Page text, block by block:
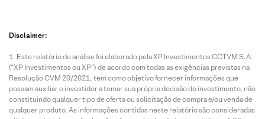
Disclaimer:
Este relatório de análise foi elaborado pela XP Investimentos CCTVM S.A.
(“XP Investimentos ou XP”) de acordo com todas as exigências previstas na
Resolução CVM 20/2021, tem como objetivo fornecer informações que
possam auxiliar o investidor a tomar sua própria decisão de investimento, não
constituindo qualquer tipo de oferta ou solicitação de compra e/ou venda de
qualquer produto. As informações contidas neste relatório são consideradas